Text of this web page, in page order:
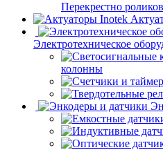
Перекрестно
Электротехническое
колонны